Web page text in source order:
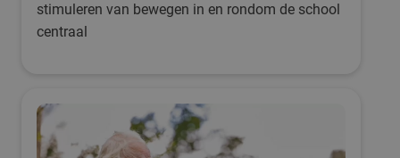
stimuleren van bewegen in en rondom de school
centraal